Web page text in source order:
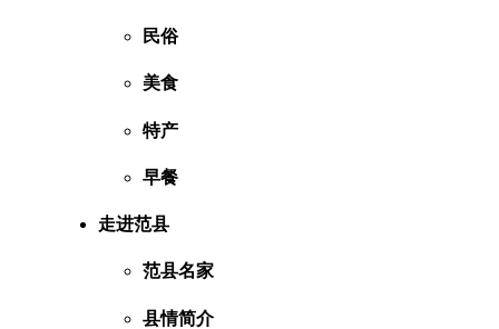
民俗
美食
特产
早餐
走进范县
范县名家
县情简介